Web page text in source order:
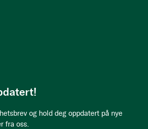
og hold deg oppdatert på nye
fra oss.